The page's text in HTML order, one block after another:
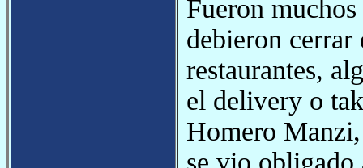
Fueron
debieron cerrar
restaurantes,
el delivery o
Homero
se vio obligado